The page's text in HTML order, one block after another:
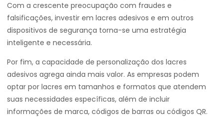
Com a crescente preocupação com fraudes e
falsificações, investir em lacres adesivos e em outros
dispositivos de segurança torna-se uma estratégia
inteligente e necessária.
Por fim, a capacidade de personalização dos lacres
adesivos agrega ainda mais valor. As empresas podem
optar por lacres em tamanhos e formatos que atendem
suas necessidades específicas, além de incluir
informações de marca, códigos de barras ou códigos QR.